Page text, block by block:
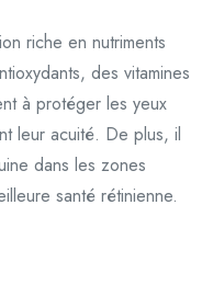
riche en nutriments
des vitamines
à protéger les yeux
leur acuité. De plus, il
dans les zones
santé rétinienne.